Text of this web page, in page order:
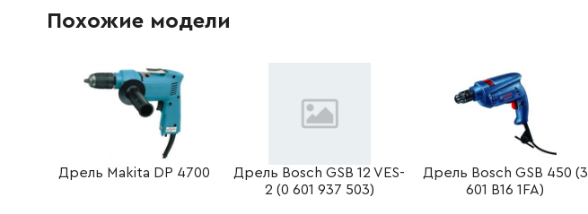
Похожие модели
Дрель Makita DP 4700
Дрель Bosch GSB 12 VES-
2 (0 601 937 503)
Дрель Bosch GSB 450 (3
601 B16 1FA)